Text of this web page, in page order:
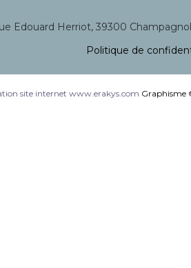
Edouard Herriot, 39300
Politique de
site internet www.erakys.com Graphisme